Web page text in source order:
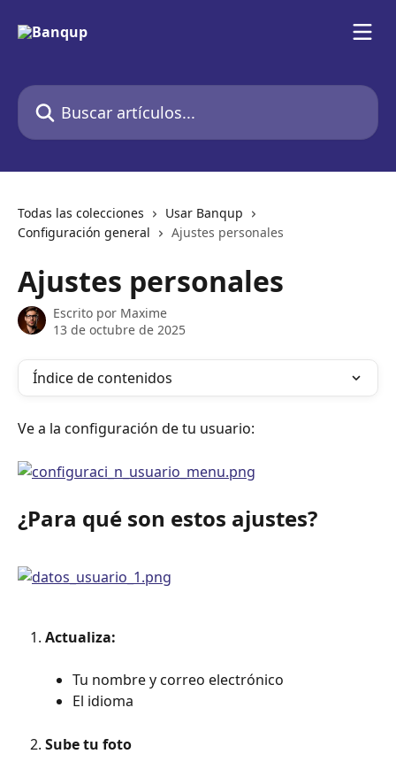
Buscar artículos...
Todas las colecciones
Usar Banqup
Configuración general
Ajustes personales
Ajustes personales
Escrito por Maxime
13 de octubre de 2025
Índice de contenidos
Ve a la configuración de tu usuario:
¿Para qué son estos ajustes?
Actualiza:
Tu nombre y correo electrónico
El idioma
Sube tu foto